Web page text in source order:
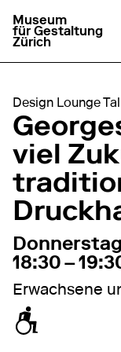
zur Startseite
Museum
für Gestaltung
Zürich
Design Lounge
viel
3. Juli 2025
18:30 –
Erwachsene